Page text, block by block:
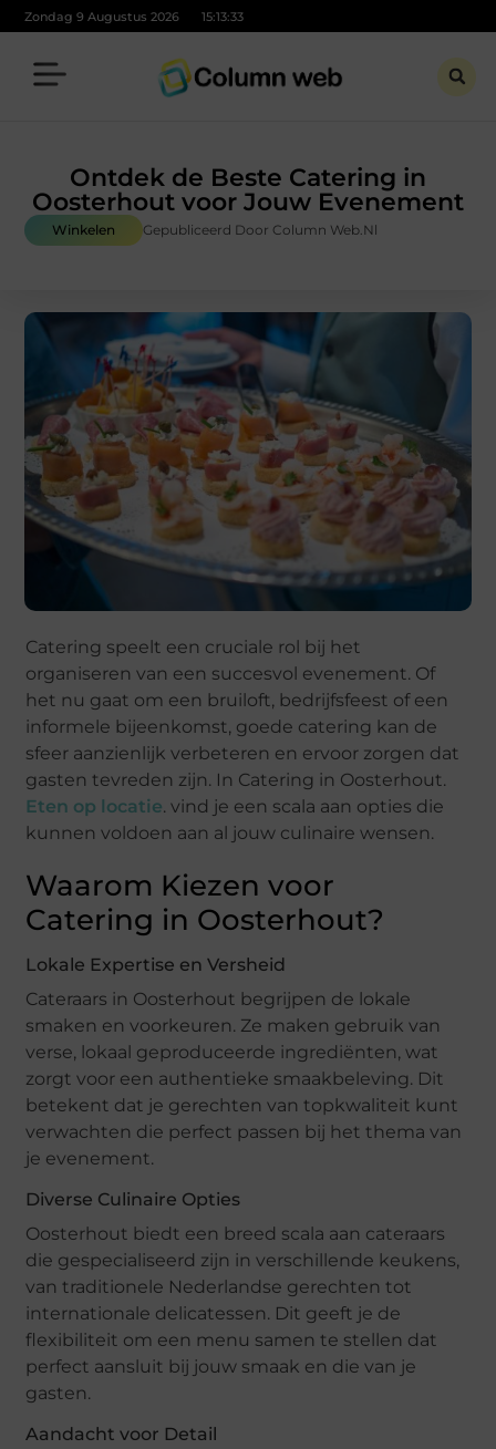
Zondag 9 Augustus 2026 15:13:35
Ontdek de Beste Catering in
Oosterhout voor Jouw Evenement
Winkelen Gepubliceerd Door Column Web.nl
Catering speelt een cruciale rol bij het
organiseren van een succesvol evenement. Of
het nu gaat om een bruiloft, bedrijfsfeest of een
informele bijeenkomst, goede catering kan de
sfeer aanzienlijk verbeteren en ervoor zorgen dat
gasten tevreden zijn. In Catering in Oosterhout.
Eten op locatie. vind je een scala aan opties die
kunnen voldoen aan al jouw culinaire wensen.
Waarom Kiezen voor
Catering in Oosterhout?
Lokale Expertise en Versheid
Cateraars in Oosterhout begrijpen de lokale
smaken en voorkeuren. Ze maken gebruik van
verse, lokaal geproduceerde ingrediënten, wat
zorgt voor een authentieke smaakbeleving. Dit
betekent dat je gerechten van topkwaliteit kunt
verwachten die perfect passen bij het thema van
je evenement.
Diverse Culinaire Opties
Oosterhout biedt een breed scala aan cateraars
die gespecialiseerd zijn in verschillende keukens,
van traditionele Nederlandse gerechten tot
internationale delicatessen. Dit geeft je de
flexibiliteit om een menu samen te stellen dat
perfect aansluit bij jouw smaak en die van je
gasten.
Aandacht voor Detail